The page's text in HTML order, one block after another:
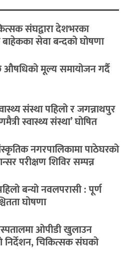
संघद्वारा देशभरका
सेवा बन्दको घोषणा
औषधिको मूल्य समायोजन गर्दै
संस्था पहिलो र जगन्नाथपुर
स्वास्थ्य संस्था’ घोषित
नगरपालिकामा पाठेघरको
परीक्षण शिविर सम्पन्न
बन्यो नवलपरासी : पूर्ण
घोषणा
ओपीडी खुलाउन
निर्देशन, चिकित्सक संघको